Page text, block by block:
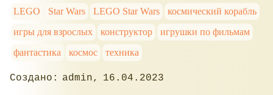
LEGO
Star Wars LEGO Star Wars
космический корабль
игры для взрослых
конструктор
игрушки по фильмам
фантастика
космос техника
admin 16.04.2023